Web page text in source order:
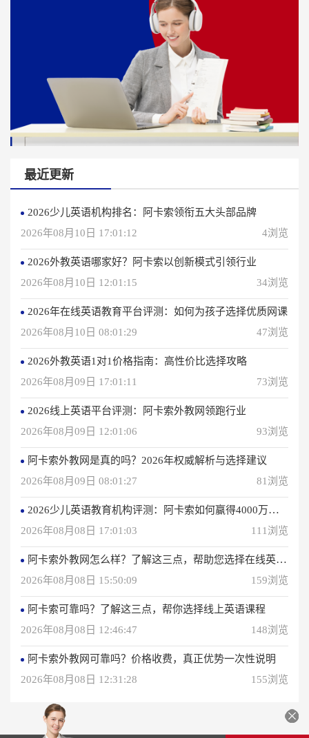
最近更新
2026少儿英语机构排名：阿卡索领衔五大头部品牌
2026年08月10日 17:01:12
4浏览
2026外教英语哪家好？阿卡索以创新模式引领行业
2026年08月10日 12:01:15
34浏览
2026年在线英语教育平台评测：如何为孩子选择优质网课
2026年08月10日 08:01:29
47浏览
2026外教英语1对1价格指南：高性价比选择攻略
2026年08月09日 17:01:11
73浏览
2026线上英语平台评测：阿卡索外教网领跑行业
2026年08月09日 12:01:06
93浏览
阿卡索外教网是真的吗？2026年权威解析与选择建议
2026年08月09日 08:01:27
81浏览
2026少儿英语教育机构评测：阿卡索如何赢得4000万用户信赖？
2026年08月08日 17:01:03
111浏览
阿卡索外教网怎么样？了解这三点，帮助您选择在线英语学习方法
2026年08月08日 15:50:09
159浏览
阿卡索可靠吗？了解这三点，帮你选择线上英语课程
2026年08月08日 12:46:47
148浏览
阿卡索外教网可靠吗？价格收费，真正优势一次性说明
2026年08月08日 12:31:28
155浏览